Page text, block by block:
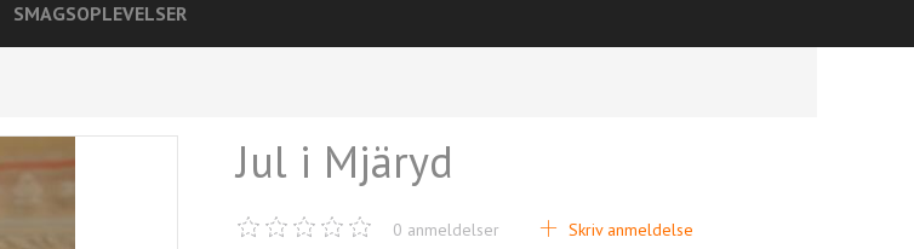
SMAGSOPLEVELSER
Jul i Mjäryd
0 anmeldelser Skriv anmeldelse